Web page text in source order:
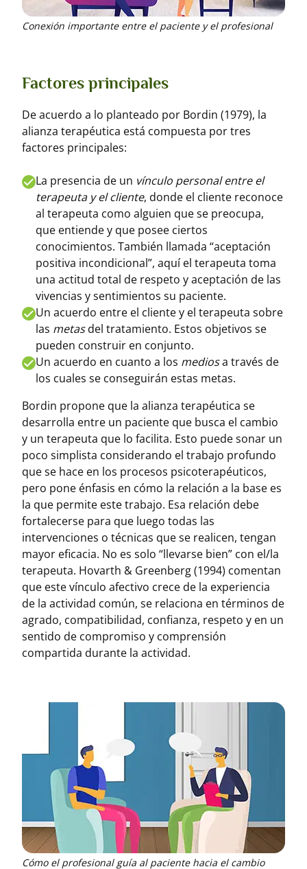
Conexión importante entre el paciente y el profesional
Factores principales
De acuerdo a lo planteado por Bordin (1979), la
alianza terapéutica está compuesta por tres
factores principales:
La presencia de un vínculo personal entre el
terapeuta y el cliente, donde el cliente reconoce
al terapeuta como alguien que se preocupa,
que entiende y que posee ciertos
conocimientos. También llamada “aceptación
positiva incondicional”, aquí el terapeuta toma
una actitud total de respeto y aceptación de las
vivencias y sentimientos su paciente.
Un acuerdo entre el cliente y el terapeuta sobre
las metasdel tratamiento. Estos objetivos se
pueden construir en conjunto.
Un acuerdo en cuanto a los mediosa través de
los cuales se conseguirán estas metas.
Bordin propone que la alianza terapéutica se
desarrolla entre un paciente que busca el cambio
y un terapeuta que lo facilita. Esto puede sonar un
poco simplista considerando el trabajo profundo
que se hace en los procesos psicoterapéuticos,
pero pone énfasis en cómo la relación a la base es
la que permite este trabajo. Esa relación debe
fortalecerse para que luego todas las
intervenciones o técnicas que se realicen, tengan
mayor eficacia. No es solo “llevarse bien” con el/la
terapeuta. Hovarth & Greenberg (1994) comentan
que este vínculo afectivo crece de la experiencia
de la actividad común, se relaciona en términos de
agrado, compatibilidad, confianza, respeto y en un
sentido de compromiso y comprensión
compartida durante la actividad.
Cómo el profesional guía al paciente hacia el cambio